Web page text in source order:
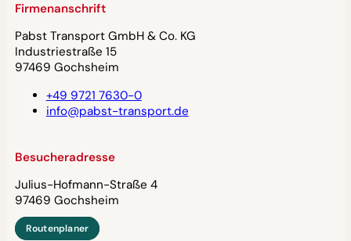
Firmenanschrift
Pabst Transport GmbH & Co. KG
Industriestraße 15
97469 Gochsheim
+49 9721 7630-0
info@pabst-transport.de
Besucheradresse
Julius-Hofmann-Straße 4
97469 Gochsheim
Routenplaner